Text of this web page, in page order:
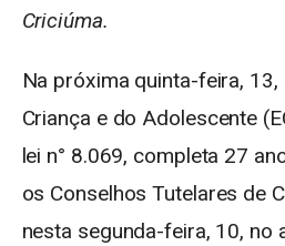
Criciúma.
Na próxima quinta-feira,
Criança e do Adolescente
lei n° 8.069, completa 27
os Conselhos Tutelares de
nesta segunda-feira, 10, no